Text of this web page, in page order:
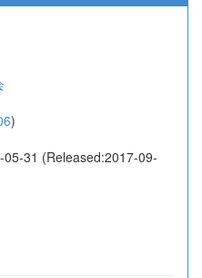
)
31 (Released:2017-09-